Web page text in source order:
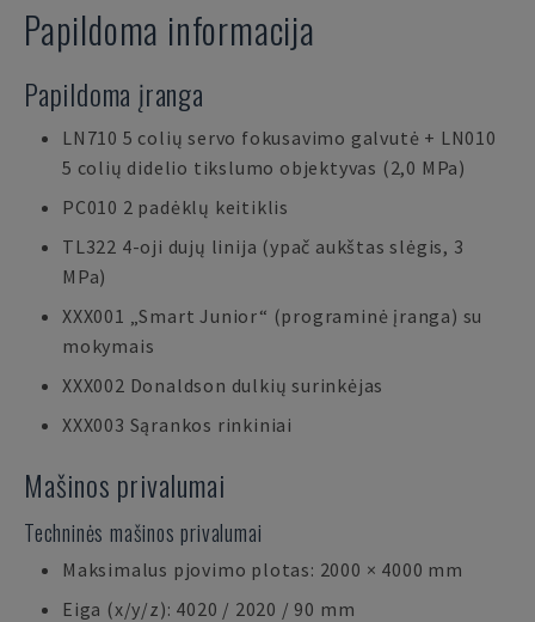
Papildoma informacija
Papildoma įranga
LN710 5 colių servo fokusavimo galvutė + LN010
5 colių didelio tikslumo objektyvas (2,0 MPa)
PC010 2 padėklų keitiklis
TL322 4-oji dujų linija (ypač aukštas slėgis, 3
MPa)
XXX001 „Smart Junior“ (programinė įranga) su
mokymais
XXX002 Donaldson dulkių surinkėjas
XXX003 Sąrankos rinkiniai
Mašinos privalumai
Techninės mašinos privalumai
Maksimalus pjovimo plotas: 2000 × 4000 mm
Eiga (x/y/z): 4020 / 2020 / 90 mm